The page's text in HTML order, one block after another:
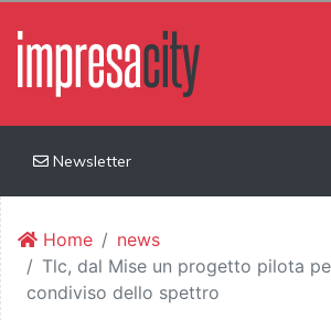
Newsletter
Home
news
Tlc, dal Mise un progetto pilota
condiviso dello spettro